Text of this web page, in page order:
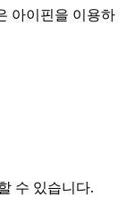
아이핀을 이용하
수 있습니다.